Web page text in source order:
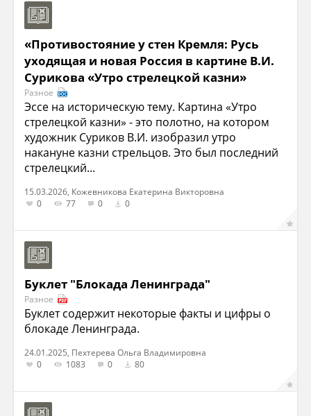
«Противостояние у стен Кремля: Русь
уходящая и новая Россия в картине В.И.
Сурикова «Утро стрелецкой казни»
Разное
Эссе на историческую тему. Картина «Утро
стрелецкой казни» - это полотно, на котором
художник Суриков В.И. изобразил утро
накануне казни стрельцов. Это был последний
стрелецкий...
15.03.2026, Кожевникова Екатерина Викторовна
0
77 0 0
Буклет "Блокада Ленинграда"
Разное
Буклет содержит некоторые факты и цифры о
блокаде Ленинграда.
24.01.2025, Пехтерева Ольга Владимировна
0
1083 0 80